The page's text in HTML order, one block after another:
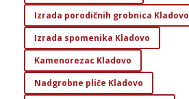
Izrada porodičnih grobnica Kladovo
Izrada spomenika Kladovo
Kamenorezac Kladovo
Nadgrobne pliče Kladovo